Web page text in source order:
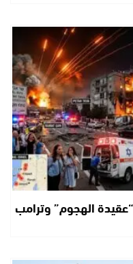
الهجوم” وترامب